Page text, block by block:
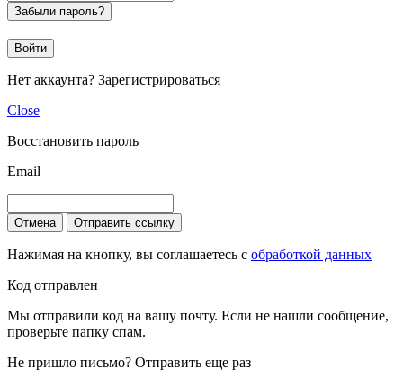
Забыли пароль?
Войти
Нет аккаунта? Зарегистрироваться
Close
Восстановить пароль
Email
Отмена Отправить ссылку
Нажимая на кнопку, вы соглашаетесь с обработкой данных
Код отправлен
Мы отправили код на вашу почту. Если не нашли сообщение,
проверьте папку спам.
Не пришло письмо? Отправить еще раз